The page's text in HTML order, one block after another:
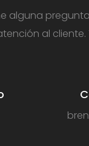
alguna
al